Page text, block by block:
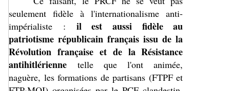
seulement fidèle à l'internationalisme anti-
impérialiste : il est aussi fidèle au
patriotisme républicain français issu de la
Révolution française et de la Résistance
antihitlérienne telle que l'ont animée,
naguère, les formations de partisans (FTPF et